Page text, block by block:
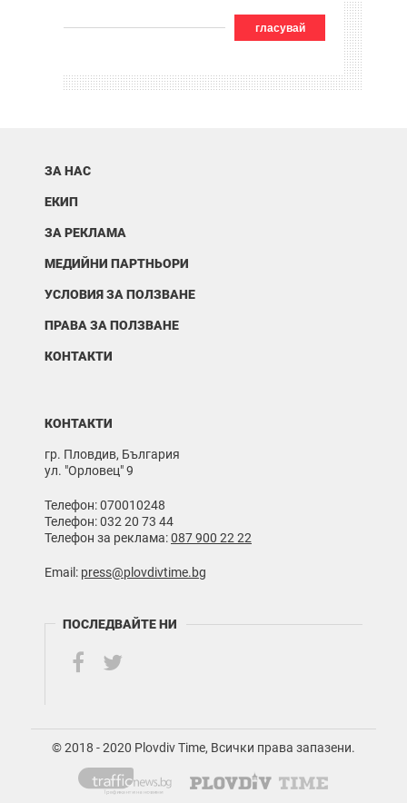
гласувай
ЗА НАС
ЕКИП
ЗА РЕКЛАМА
МЕДИЙНИ ПАРТНЬОРИ
УСЛОВИЯ ЗА ПОЛЗВАНЕ
ПРАВА ЗА ПОЛЗВАНЕ
КОНТАКТИ
КОНТАКТИ
гр. Пловдив, България
ул. "Орловец" 9
Телефон: 070010248
Телефон: 032 20 73 44
Телефон за реклама:087 900 22 22
Email: press@plovdivtime.bg
ПОСЛЕДВАЙТЕ НИ
© 2018 - 2020 Plovdiv Time, Всички права запазени.